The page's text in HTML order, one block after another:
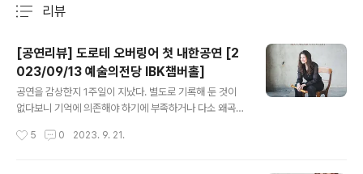
리뷰
[공연리뷰] 도로테 오버링어 첫 내한공연 [2
023/09/13 예술의전당 IBK챔버홀]
공연을 감상한지 1주일이 지났다. 별도로 기록해 둔 것이
없다보니 기억에 의존해야 하기에 부족하거나 다소 왜곡된
연주자의 내한공연을 기록해두고 싶은 마음에 몇 자 적어
5 0 2023. 9. 21.